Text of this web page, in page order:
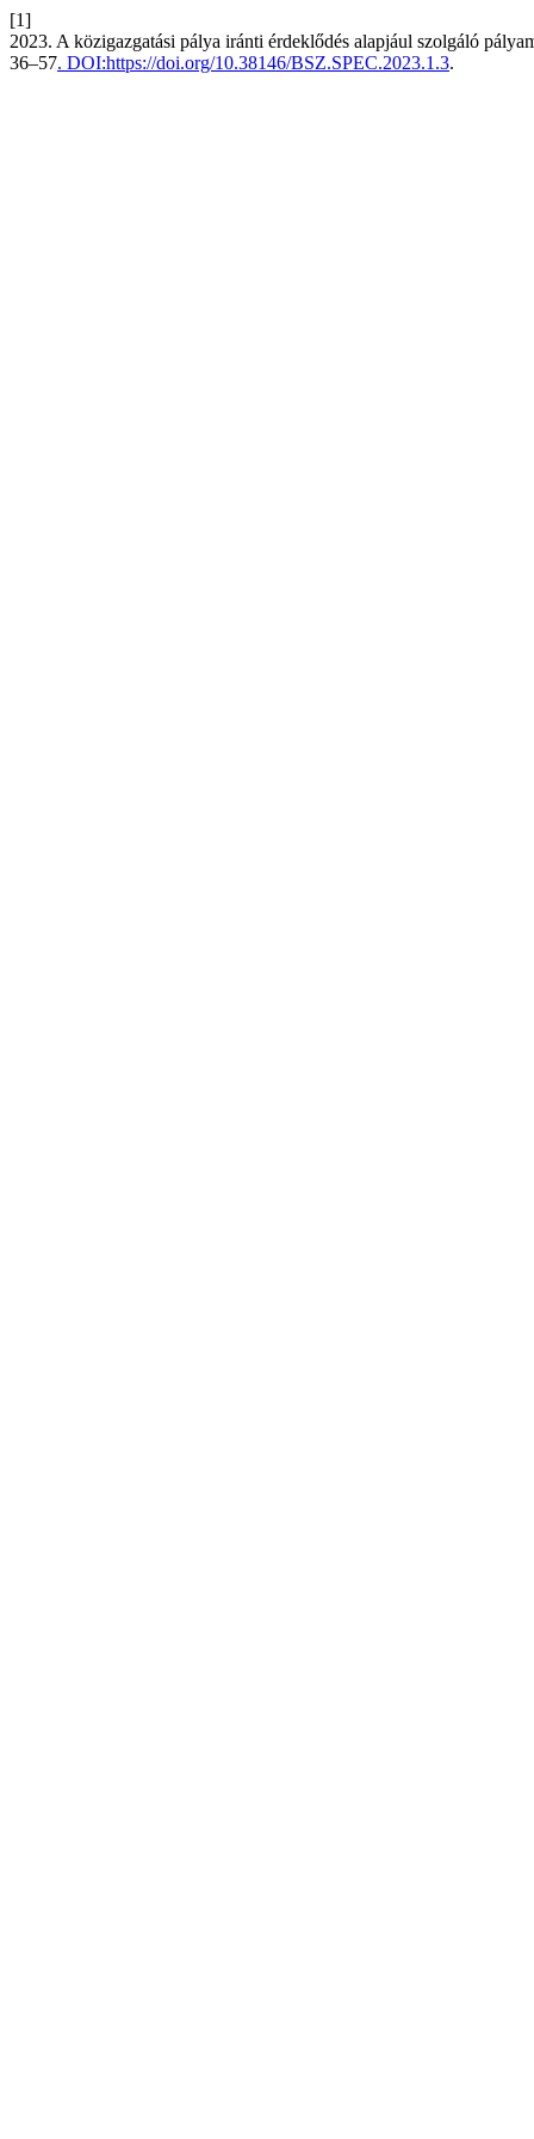
[1]
2023. A közigazgatási pálya iránti érdeklődés alapjául szolgáló
36–57. DOI:https://doi.org/10.38146/BSZ.SPEC.2023.1.3.